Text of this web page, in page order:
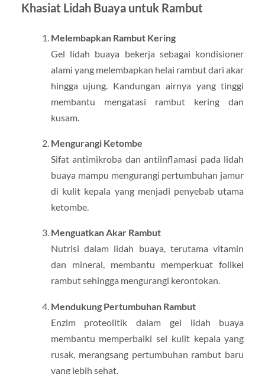
Khasiat Lidah Buaya untuk Rambut
Melembapkan Rambut Kering
Gel lidah buaya bekerja sebagai kondisioner
alami yang melembapkan helai rambut dari akar
hingga ujung. Kandungan airnya yang tinggi
membantu mengatasi rambut kering dan
kusam.
Mengurangi Ketombe
Sifat antimikroba dan antiinflamasi pada lidah
buaya mampu mengurangi pertumbuhan jamur
di kulit kepala yang menjadi penyebab utama
ketombe.
Menguatkan Akar Rambut
Nutrisi dalam lidah buaya, terutama vitamin
dan mineral, membantu memperkuat folikel
rambut sehingga mengurangi kerontokan.
Mendukung Pertumbuhan Rambut
Enzim proteolitik dalam gel lidah buaya
membantu memperbaiki sel kulit kepala yang
rusak, merangsang pertumbuhan rambut baru
yang lebih sehat.